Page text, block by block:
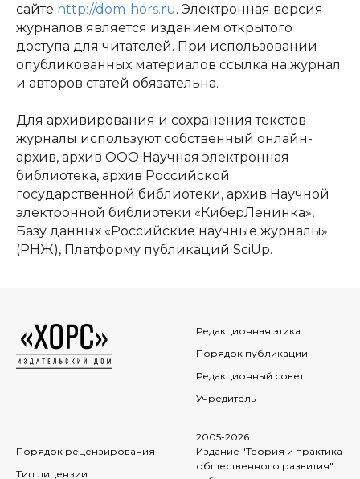
сайте http://dom-hors.ru. Электронная версия
журналов является изданием открытого
доступа для читателей. При использовании
опубликованных материалов ссылка на журнал
и авторов статей обязательна.
Для архивирования и сохранения текстов
журналы используют собственный онлайн-
архив, архив ООО Научная электронная
библиотека, архив Российской
государственной библиотеки, архив Научной
электронной библиотеки «КиберЛенинка»,
Базу данных «Российские научные журналы»
(РНЖ), Платформу публикаций SciUp.
Редакционная этика
Порядок публикации
Редакционный совет
Учредитель
Порядок рецензирования
Тип лицензии
2005-2026
Издание "Теория и практика
общественного развития"